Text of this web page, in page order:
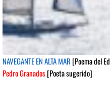
NAVEGANTE EN ALTA MAR [Poema del
Pedro Granados[Poeta sugerido]